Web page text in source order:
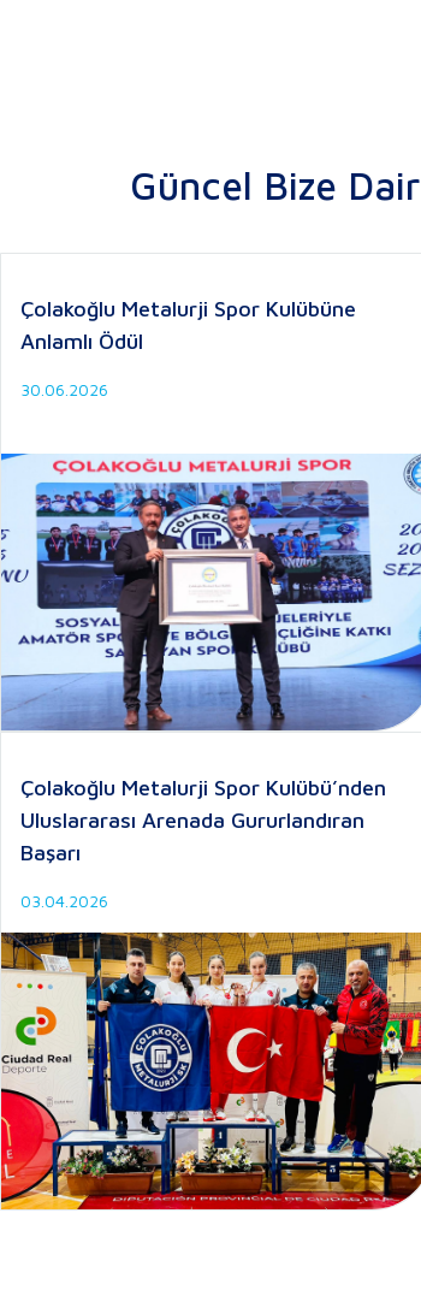
Güncel Bize Dair
Çolakoğlu Metalurji Spor Kulübüne
Anlamlı Ödül
30.06.2026
Çolakoğlu Metalurji Spor Kulübü’nden
Uluslararası Arenada Gururlandıran
Başarı
03.04.2026